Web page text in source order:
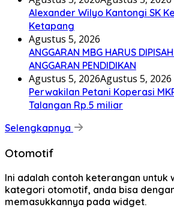
Alexander Wilyo Kantongi SK
Ketapang
Agustus 5, 2026
ANGGARAN MBG HARUS
ANGGARAN PENDIDIKAN
Agustus 5, 2026Agustus 5, 2026
Perwakilan Petani Koperasi
Talangan Rp.5 miliar
Selengkapnya
Otomotif
Ini adalah contoh keterangan untuk
kategori otomotif, anda bisa
memasukkannya pada widget.